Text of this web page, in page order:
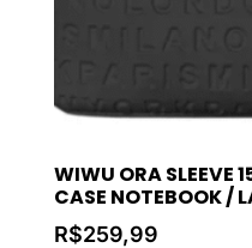
WIWU ORA SLEEVE
CASE NOTEBOOK /
R$259,99